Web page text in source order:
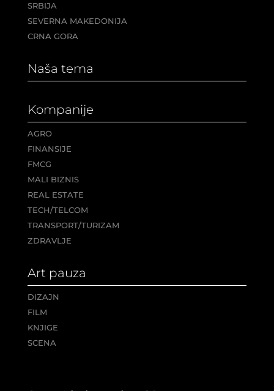
SRBIJA
SEVERNA MAKEDONIJA
CRNA GORA
Naša tema
Kompanije
AGRO
FINANSIJE
FMCG
MALI BIZNIS
REAL ESTATE
TECH/TELCOM
TRANSPORT/TURIZAM
ZDRAVLJE
Art pauza
DIZAJN
FILM
KNJIGE
SCENA